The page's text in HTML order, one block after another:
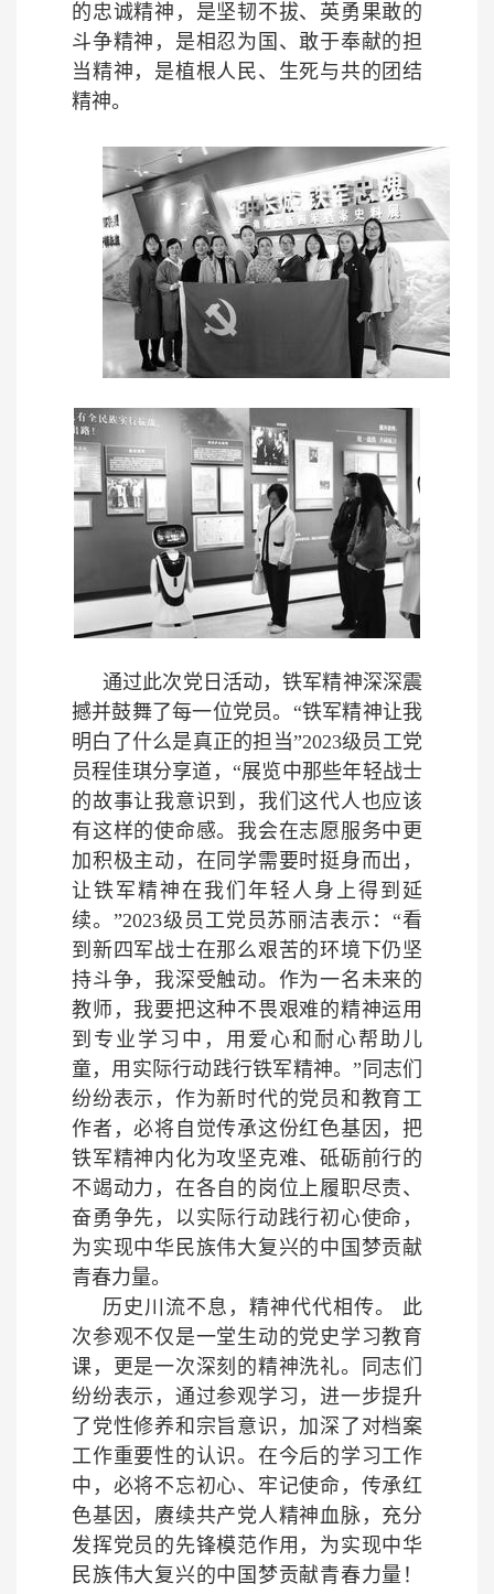
的忠诚精神，是坚韧不拔、英勇果敢的
斗争精神，是相忍为国、敢于奉献的担
当精神，是植根人民、生死与共的团结
精神。
通过此次党日活动，铁军精神深深震
撼并鼓舞了每一位党员。“铁军精神让我
明白了什么是真正的担当”2023级员工党
员程佳琪分享道，“展览中那些年轻战士
的故事让我意识到，我们这代人也应该
有这样的使命感。我会在志愿服务中更
加积极主动，在同学需要时挺身而出，
让铁军精神在我们年轻人身上得到延
续。”2023级员工党员苏丽洁表示：“看
到新四军战士在那么艰苦的环境下仍坚
持斗争，我深受触动。作为一名未来的
教师，我要把这种不畏艰难的精神运用
到专业学习中，用爱心和耐心帮助儿
童，用实际行动践行铁军精神。”同志们
纷纷表示，作为新时代的党员和教育工
作者，必将自觉传承这份红色基因，把
铁军精神内化为攻坚克难、砥砺前行的
不竭动力，在各自的岗位上履职尽责、
奋勇争先，以实际行动践行初心使命，
为实现中华民族伟大复兴的中国梦贡献
青春力量。
历史川流不息，精神代代相传。 此
次参观不仅是一堂生动的党史学习教育
课，更是一次深刻的精神洗礼。同志们
纷纷表示，通过参观学习，进一步提升
了党性修养和宗旨意识，加深了对档案
工作重要性的认识。在今后的学习工作
中，必将不忘初心、牢记使命，传承红
色基因，赓续共产党人精神血脉，充分
发挥党员的先锋模范作用，为实现中华
民族伟大复兴的中国梦贡献青春力量！